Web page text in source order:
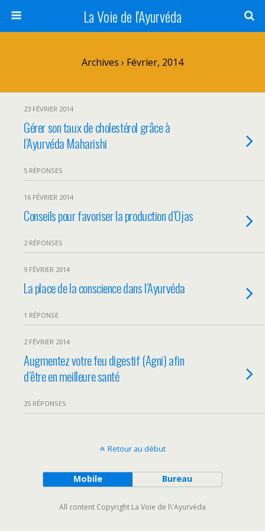
La Voie de l'Ayurvéda
Archives › Février, 2014
23 FÉVRIER 2014
Gérer son taux de cholestérol grâce à
l’Ayurvéda Maharishi
5 RÉPONSES
16 FÉVRIER 2014
Conseils pour favoriser la production d’Ojas
2 RÉPONSES
9 FÉVRIER 2014
La place de la conscience dans l’Ayurvéda
1 RÉPONSE
2 FÉVRIER 2014
Augmentez votre feu digestif (Agni) afin
d’être en meilleure santé
25 RÉPONSES
Retour au début
Mobile Bureau
All content Copyright La Voie de l\'Ayurvéda